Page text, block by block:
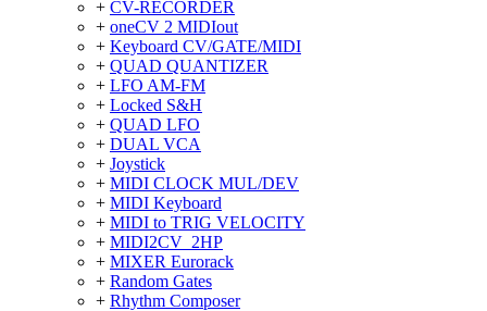
+ CV-RECORDER
+ oneCV 2 MIDIout
+ Keyboard CV/GATE/MIDI
+ QUAD QUANTIZER
+ LFO AM-FM
+ Locked S&H
+ QUAD LFO
+ DUAL VCA
+ Joystick
+ MIDI CLOCK MUL/DEV
+ MIDI Keyboard
+ MIDI to TRIG VELOCITY
+ MIDI2CV_2HP
+ MIXER Eurorack
+ Random Gates
+ Rhythm Composer